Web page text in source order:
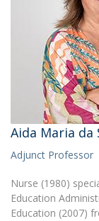
Aida Maria da
Adjunct Professor
Nurse (1980)
Education
Education (2007)